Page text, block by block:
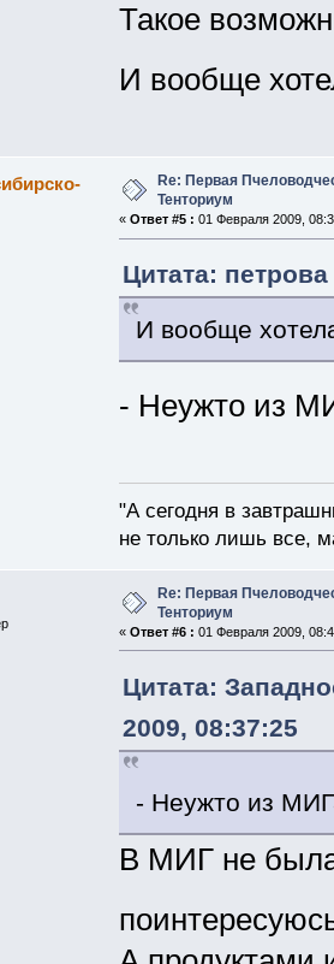
Такое
И вообще
Re: Первая
Тенториум
« Ответ #5 : 01 Февраля 2009,
Цитата:
И вообще
- Неужто из
"А сегодня в
не только лишь все,
Re: Первая
Тенториум
« Ответ #6 : 01 Февраля 2009,
Цитата:
2009, 08:37:25
- Неужто из
В МИГ не была